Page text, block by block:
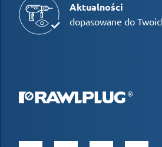
Aktualności
dopasowane do